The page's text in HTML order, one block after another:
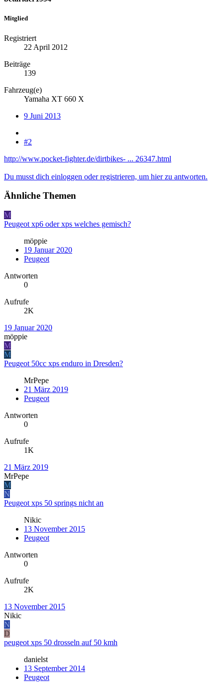
Mitglied
Registriert
22 April 2012
Beiträge
139
Fahrzeug(e)
Yamaha XT 660 X
9 Juni 2013
#2
http://www.pocket-fighter.de/dirtbikes- ... 26347.html
Du musst dich einloggen oder registrieren, um hier zu antworten.
Ähnliche Themen
M
Peugeot xp6 oder xps welches gemisch?
möppie
19 Januar 2020
Peugeot
Antworten
0
Aufrufe
2K
19 Januar 2020
möppie
M
M
Peugeot 50cc xps enduro in Dresden?
MrPepe
21 März 2019
Peugeot
Antworten
0
Aufrufe
1K
21 März 2019
MrPepe
M
N
Peugeot xps 50 springs nicht an
Nikic
13 November 2015
Peugeot
Antworten
0
Aufrufe
2K
13 November 2015
Nikic
N
D
peugeot xps 50 drosseln auf 50 kmh
danielst
13 September 2014
Peugeot